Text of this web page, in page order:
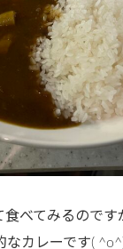
食べてみるので
カレーです( ^o^)